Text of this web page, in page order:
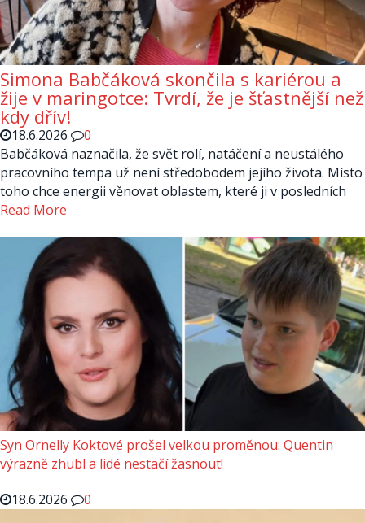
Simona Babčáková skončila s kariérou a
žije v maringotce: Tvrdí, že je šťastnější než
kdy dřív!
18.6.2026
0
Babčáková naznačila, že svět rolí, natáčení a neustálého
pracovního tempa už není středobodem jejího života. Místo
toho chce energii věnovat oblastem, které ji v posledních
Read More
Syn Ornelly Koktové prošel velkou proměnou: Quentin
výrazně zhubl a lidé nestačí žasnout!
18.6.2026
0